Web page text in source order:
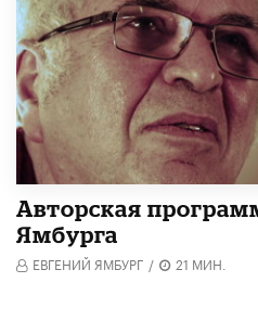
Авторская
Ямбурга
ЕВГЕНИЙ ЯМБУРГ / 21 МИН.